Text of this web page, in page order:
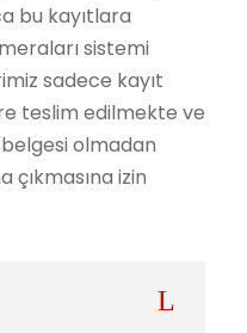
bu kayıtlara
sistemi
sadece kayıt
teslim edilmekte ve
olmadan
çıkmasına izin